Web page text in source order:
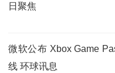
日聚焦
微软公布 Xbox Game
线 环球讯息